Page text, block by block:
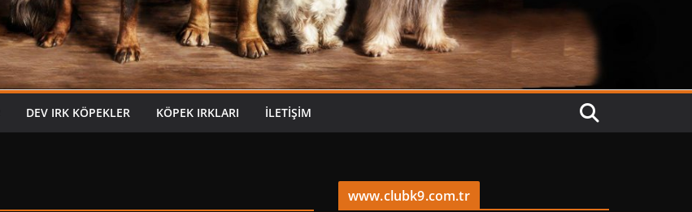
DEV IRK KÖPEKLER KÖPEK IRKLARI İLETIŞIM
www.clubk9.com.tr